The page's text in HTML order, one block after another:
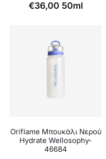
€36,00 50ml
Oriflame Mπουκάλι Νερού
Hydrate Wellosophy-
46684